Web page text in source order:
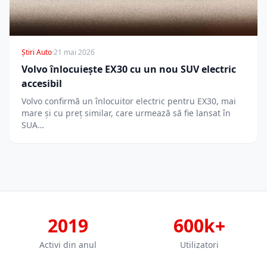
Știri Auto·21 mai 2026
Volvo înlocuiește EX30 cu un nou SUV electric
accesibil
Volvo confirmă un înlocuitor electric pentru EX30, mai
mare și cu preț similar, care urmează să fie lansat în
SUA…
2019
Activi din anul
600k+
Utilizatori